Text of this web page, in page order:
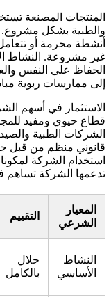
المنتجات المصنعة
والطبية بشكل مشروع.
أنشطة محرمة أو
غير مشروعة. النشاط
الحفاظ على النفس
إلى ممارسات ربوية
الاستثمار في أسهم
قطاع حيوي ومفيد
الشركات الطبية
قانوني منظم من قبل
استخدام الشركة
تدعمها الشركة تساهم
المعيار
الشرعي
التقييم
النشاط
الأساسي
حلال
بالكامل